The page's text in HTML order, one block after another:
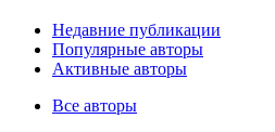
Недавние публикации
Популярные авторы
Активные авторы
Все авторы